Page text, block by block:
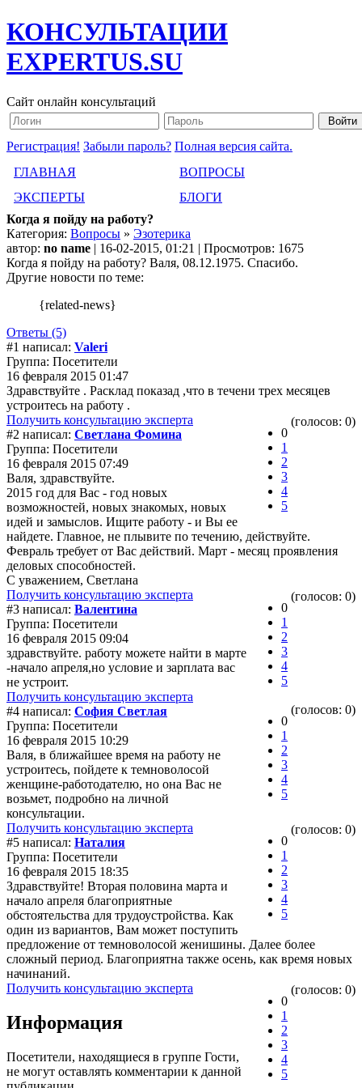
КОНСУЛЬТАЦИИ
EXPERTUS.SU
Сайт онлайн консультаций
Регистрация! Забыли пароль? Полная версия сайта.
ГЛАВНАЯ
ВОПРОСЫ
ЭКСПЕРТЫ
БЛОГИ
Когда я пойду на работу?
Категория: Вопросы » Эзотерика
автор: no name | 16-02-2015, 01:21 | Просмотров: 1675
Когда я пойду на работу? Валя, 08.12.1975. Спасибо.
Другие новости по теме:
{related-news}
Ответы (5)
#1 написал: Valeri
Группа: Посетители
16 февраля 2015 01:47
Здравствуйте . Расклад показад ,что в течени трех месяцев
устроитесь на работу .
Получить консультацию эксперта
0
1
2
3
4
5
(голосов: 0)
#2 написал: Светлана Фомина
Группа: Посетители
16 февраля 2015 07:49
Валя, здравствуйте.
2015 год для Вас - год новых
возможностей, новых знакомых, новых
идей и замыслов. Ищите работу - и Вы ее
найдете. Главное, не плывите по течению, действуйте.
Февраль требует от Вас действий. Март - месяц проявления
деловых способностей.
С уважением, Светлана
Получить консультацию эксперта
0
1
2
3
4
5
(голосов: 0)
#3 написал: Валентина
Группа: Посетители
16 февраля 2015 09:04
здравствуйте. работу можете найти в марте
-начало апреля,но условие и зарплата вас
не устроит.
Получить консультацию эксперта
0
1
2
3
4
5
(голосов: 0)
#4 написал: София Светлая
Группа: Посетители
16 февраля 2015 10:29
Валя, в ближайшее время на работу не
устроитесь, пойдете к темноволосой
женщине-работодателю, но она Вас не
возьмет, подробно на личной
консультации.
Получить консультацию эксперта
0
1
2
3
4
5
(голосов: 0)
#5 написал: Наталия
Группа: Посетители
16 февраля 2015 18:35
Здравствуйте! Вторая половина марта и
начало апреля благоприятные
обстоятельства для трудоустройства. Как
один из вариантов, Вам может поступить
предложение от темноволосой женишины. Далее более
сложный период. Благоприятна также осень, как время новых
начинаний.
Получить консультацию эксперта
0
1
2
3
4
5
(голосов: 0)
Информация
Посетители, находящиеся в группе Гости,
не могут оставлять комментарии к данной